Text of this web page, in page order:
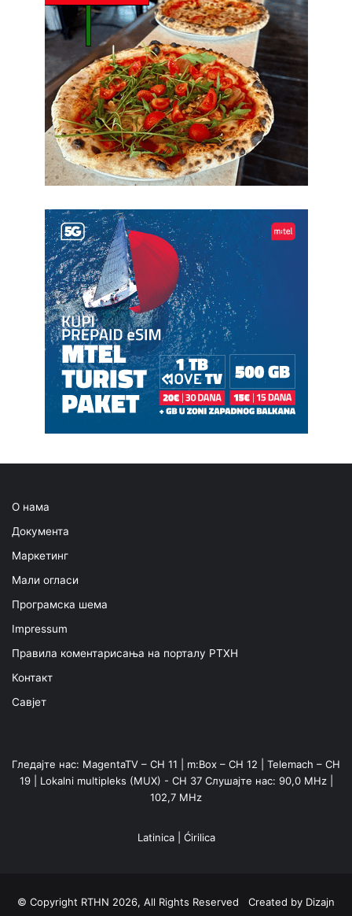
О нама
Документа
Маркетинг
Мали огласи
Програмска шема
Impressum
Правила коментарисања на порталу РТХН
Контакт
Савјет
Гледајте нас: MagentaTV – CH 11 | m:Box – CH 12 | Telemach – CH
19 | Lokalni multipleks (MUX) - CH 37 Слушајте нас: 90,0 MHz |
102,7 MHz
Latinica| Ćirilica
© Copyright RTHN 2026, All Rights Reserved Created by Dizajn